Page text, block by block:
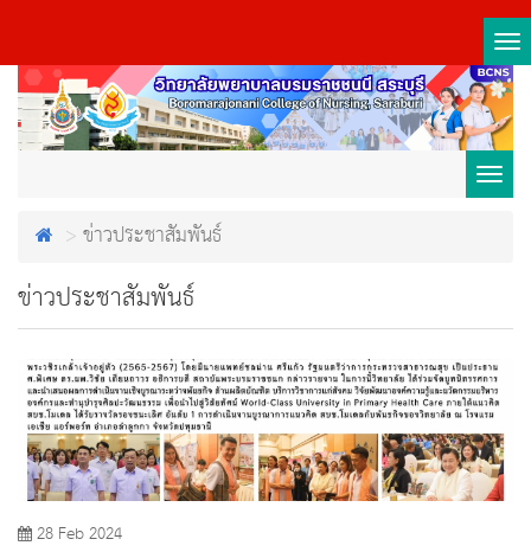
ข่าวประชาสัมพันธ์
ข่าวประชาสัมพันธ์
28 Feb 2024